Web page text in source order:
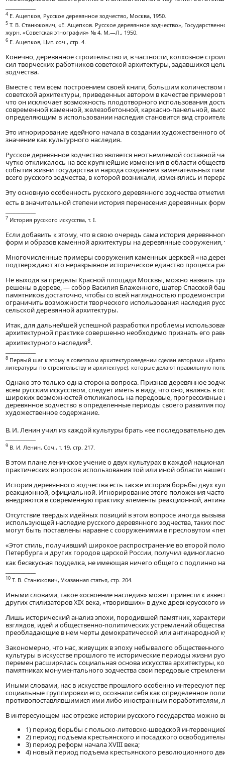
4 Е. Ащепков, Русское деревянное зодчество, Москва, 1950.
5 Т. В. Станюкович, «Е. Ащепков. Русское деревянное зодчество»,
журн. «Советская этнография» № 4, М,—Л., 1950.
6 Е. Ащепков, Цит. соч., стр. 4.
Конечно, деревянное строительство и, в частности, колхозное
сил творческих работников советской архитектуры, задавшихся
зодчества.
Вместе с тем всем построением своей книги, большим
советской архитектуры, приведенных автором в качестве
что он исключает возможность плодотворного использования
современной каменной, железобетонной, каркасно-панельной,
определяющим в использовании наследия становится вид
Это игнорирование идейного начала в создании художественного
значение как культурного наследия.
Русское деревянное зодчество является неотъемлемой составной
чутко откликалось на все крупнейшие изменения в области
события жизни государства и народа созданием замечательных
всего русского зодчества, в которой возникали, изменялись и
Эту основную особенность русского деревянного зодчества
есть в значительной степени история перенесения деревянных
7 История русского искусства, т. I.
Если добавить к этому, что в свою очередь сама история
форм и образов каменной архитектуры на деревянные сооружения,
Многочисленные примеры сооружения каменных церквей «на
подтверждают это неразрывное историческое единство процесса
Не выходя за пределы Красной площади Москвы, можно назвать
решены в дереве, — собор Василия Блаженного, шатер Спасской
памятников достаточно, чтобы со всей наглядностью
ограничить возможности творческого использования наследия
сельской деревянной архитектуры.
Итак, для дальнейшей успешной разработки проблемы
архитектурной практике совершенно необходимо признать его
архитектурного наследия8.
8 Первый шаг к этому в советском архитектуроведении сделан авторами
литературы по строительству и архитектуре), которые делают правильную
Однако это только одна сторона вопроса. Признав деревянное
всем русским искусством, следует иметь в виду, что оно, являясь в
широких возможностей откликалось на передовые, прогрессивные
деревянное зодчество в определенные периоды своего развития
художественное содержание.
В. И. Ленин учил из каждой культуры брать «ее последовательно
9 В. И. Ленин, Соч., т. 19, стр. 217.
В этом плане ленинское учение о двух культурах в каждой
практических вопросов использования той или иной области
История деревянного зодчества есть также история борьбы двух
реакционной, официальной. Игнорирование этого положения
внедряются в современную практику элементы реакционной,
Отсутствие твердых идейных позиций в этом вопросе иногда
использующей наследие русского деревянного зодчества, таких
могут быть поставлены наравне с сооружениями в пресловутом
«Этот стиль, получивший широкое распространение во второй
Петербурга и других городов царской России, получил
как бесвкусная подделка, не имеющая ничего общего с подлинно
10 Т. В. Станюкович, Указанная статья, стр. 204.
Иными словами, такое «освоение наследия» может привести к
других стилизаторов XIX века, «творивших» в духе древнерусского
Лишь исторический анализ эпохи, породившей памятник,
взглядов, идей и общественно-политических устремлений
преобладающие в нем черты демократической или антинародной
Закономерно, что нас, живущих в эпоху небывалого
культуры в искусстве прошлого те исторические периоды жизни
перемен расширялась социальная основа искусства
памятниках монументального зодчества свои передовые
Иными словами, нас в искусстве прошлого особенно интересуют
социальные группировки его, осознали себя как определенное
противопоставлявшимися ими либо иностранным поработителям,
В интересующем нас отрезке истории русского государства
1) период борьбы с польско-литовско-шведской
2) период подъема крестьянского и посадского
3) период реформ начала XVIII века;
4) новый период подъема крестьянского революционного